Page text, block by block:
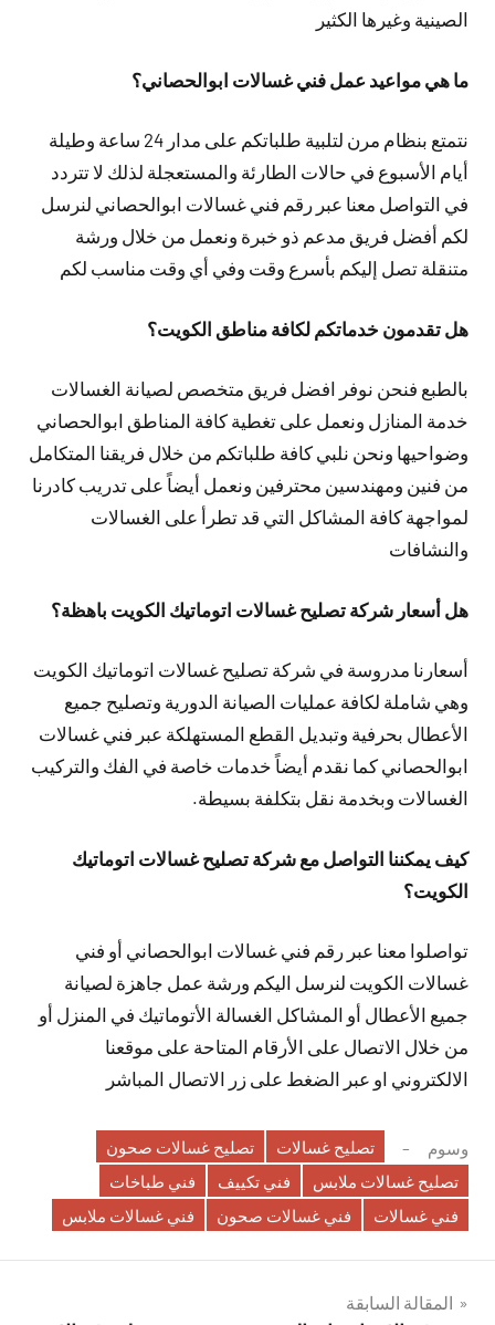
الصينية وغيرها الكثير
ما هي مواعيد عمل فني غسالات ابوالحصاني؟
نتمتع بنظام مرن لتلبية طلباتكم على مدار 24 ساعة وطيلة
أيام الأسبوع في حالات الطارئة والمستعجلة لذلك لا تتردد
في التواصل معنا عبر رقم فني غسالات ابوالحصاني لنرسل
لكم أفضل فريق مدعم ذو خبرة ونعمل من خلال ورشة
متنقلة تصل إليكم بأسرع وقت وفي أي وقت مناسب لكم
هل تقدمون خدماتكم لكافة مناطق الكويت؟
بالطبع فنحن نوفر افضل فريق متخصص لصيانة الغسالات
خدمة المنازل ونعمل على تغطية كافة المناطق ابوالحصاني
وضواحيها ونحن نلبي كافة طلباتكم من خلال فريقنا المتكامل
من فنين ومهندسين محترفين ونعمل أيضاً على تدريب كادرنا
لمواجهة كافة المشاكل التي قد تطرأ على الغسالات
والنشافات
هل أسعار شركة تصليح غسالات اتوماتيك الكويت باهظة؟
أسعارنا مدروسة في شركة تصليح غسالات اتوماتيك الكويت
وهي شاملة لكافة عمليات الصيانة الدورية وتصليح جميع
الأعطال بحرفية وتبديل القطع المستهلكة عبر فني غسالات
ابوالحصاني كما نقدم أيضاً خدمات خاصة في الفك والتركيب
الغسالات وبخدمة نقل بتكلفة بسيطة.
كيف يمكننا التواصل مع شركة تصليح غسالات اتوماتيك
الكويت؟
تواصلوا معنا عبر رقم فني غسالات ابوالحصاني أو فني
غسالات الكويت لنرسل اليكم ورشة عمل جاهزة لصيانة
جميع الأعطال أو المشاكل الغسالة الأتوماتيك في المنزل أو
من خلال الاتصال على الأرقام المتاحة على موقعنا
الالكتروني او عبر الضغط على زر الاتصال المباشر
وسوم تصليح غسالات
تصليح غسالات صحون
تصليح غسالات ملابس
فني تكييف
فني طباخات
فني غسالات
فني غسالات صحون فني غسالات ملابس
تصفّح
المقالة السابقة